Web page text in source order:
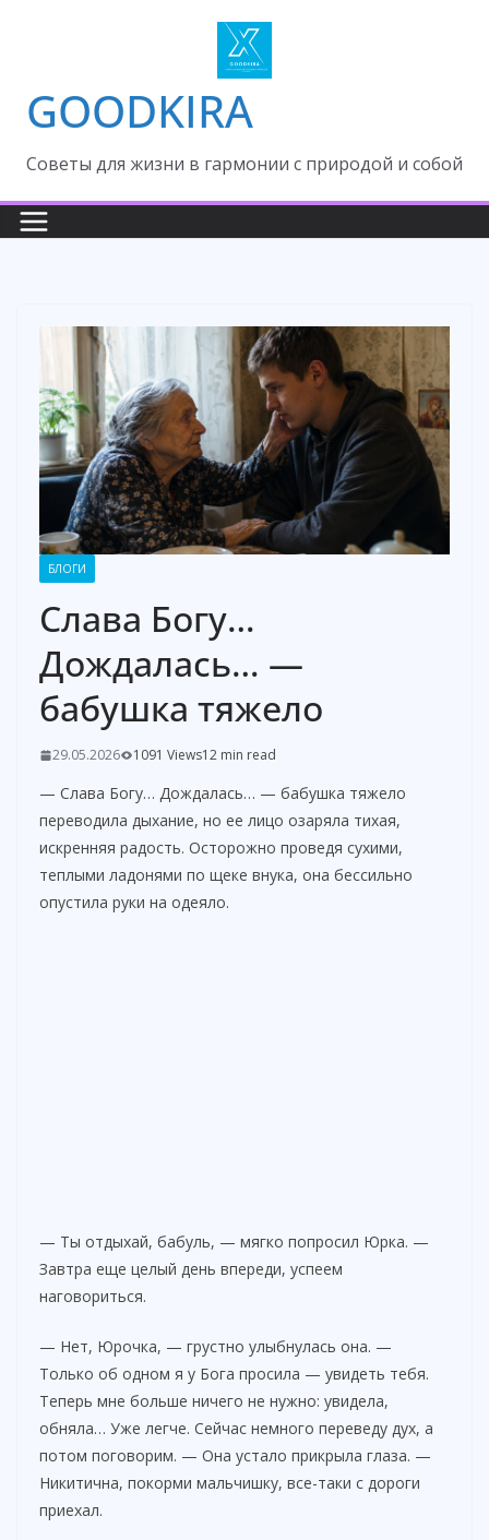
GOODKIRA
Cоветы для жизни в гармонии с природой и собой
БЛОГИ
Слава Богу…
Дождалась… —
бабушка тяжело
29.05.2026 1091 Views12 min read
— Слава Богу… Дождалась… — бабушка тяжело
переводила дыхание, но ее лицо озаряла тихая,
искренняя радость. Осторожно проведя сухими,
теплыми ладонями по щеке внука, она бессильно
опустила руки на одеяло.
— Ты отдыхай, бабуль, — мягко попросил Юрка. —
Завтра еще целый день впереди, успеем
наговориться.
— Нет, Юрочка, — грустно улыбнулась она. —
Только об одном я у Бога просила — увидеть тебя.
Теперь мне больше ничего не нужно: увидела,
обняла… Уже легче. Сейчас немного переведу дух, а
потом поговорим. — Она устало прикрыла глаза. —
Никитична, покорми мальчишку, все-таки с дороги
приехал.